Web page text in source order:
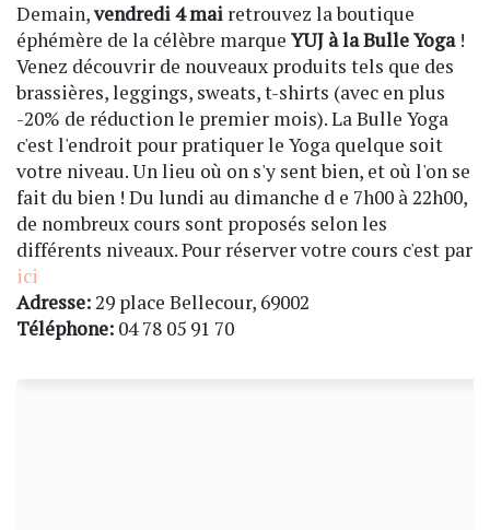
Demain,vendredi 4 mai retrouvez la boutique
éphémère de la célèbre marque YUJ à la Bulle Yoga!
Venez découvrir de nouveaux produits tels que des
brassières, leggings, sweats, t-shirts (avec en plus
-20% de réduction le premier mois). La Bulle Yoga
c'est l'endroit pour pratiquer le Yoga quelque soit
votre niveau. Un lieu où on s'y sent bien, et où l'on se
fait du bien ! Du lundi au dimanche d e 7h00 à 22h00,
de nombreux cours sont proposés selon les
différents niveaux. Pour réserver votre cours c'est par
ici
Adresse:29 place Bellecour, 69002
Téléphone: 04 78 05 91 70